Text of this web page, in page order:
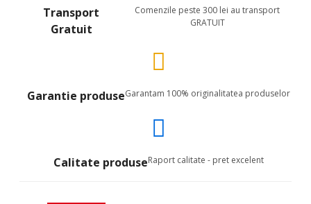
Transport
Gratuit
Comenzile peste 300 lei au transport
GRATUIT
Garantie produseGarantam 100% originalitatea produselor
Calitate produseRaport calitate - pret excelent